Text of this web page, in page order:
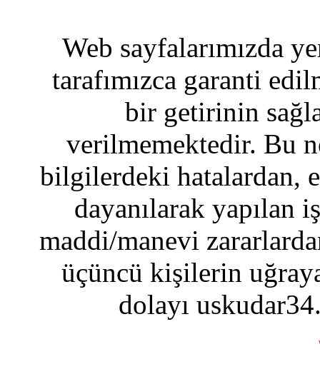
Web sayfalarımızda
tarafımızca garanti
bir getirinin
verilmemektedir. Bu
bilgilerdeki hatalardan,
dayanılarak yapılan
maddi/manevi
üçüncü kişilerin
dolayı